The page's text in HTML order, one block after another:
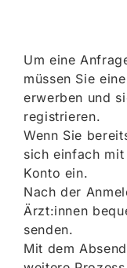
Um eine
müssen Sie
erwerben und
registrieren.
Wenn Sie
sich einfach
Konto ein.
Nach der
Ärzt:innen
senden.
Mit dem